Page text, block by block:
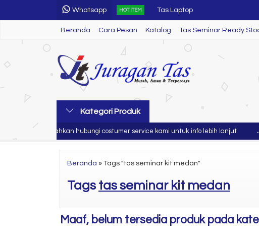
Whatsapp HOT ITEM Tas Laptop
Tas Seminar R 66
Tas Seminar R 19
Tas Seminar R 45
Tas Seminar R 57
Tas Seminar R 61
Beranda Cara Pesan Katalog Tas Seminar Ready
Kategori Produk
Silahkan hubungi costumer service kami untuk info lebih lanjut
Beranda » Tags "tas seminar kit medan"
Tags tas seminar kit medan
Maaf, belum tersedia produk pada